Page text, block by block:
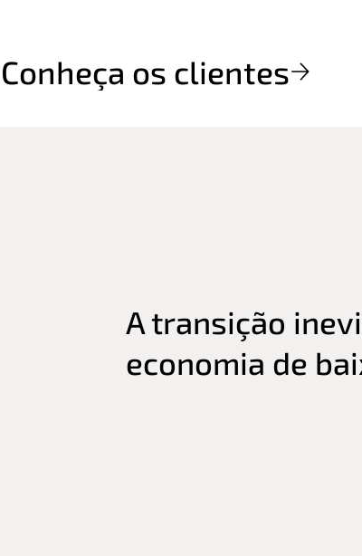
Conheça os clientes
A transição
economia de